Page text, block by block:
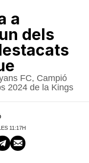
a
dels
FC, Campió
2024 de la Kings
11:17H